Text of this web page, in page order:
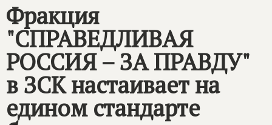
Фракция
"СПРАВЕДЛИВАЯ
РОССИЯ – ЗА ПРАВДУ"
в ЗСК настаивает на
едином стандарте